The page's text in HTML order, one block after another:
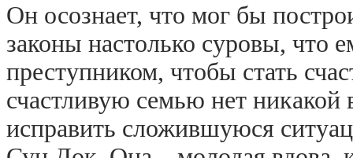
Он осознает, что мог бы
законы настолько суровы, что
преступником, чтобы стать
счастливую семью нет
исправить сложившуюся